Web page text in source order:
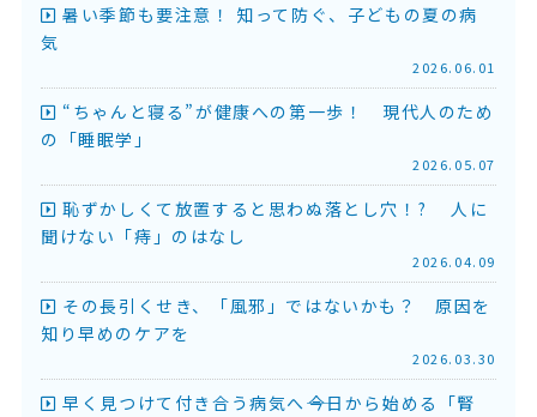
暑い季節も要注意！ 知って防ぐ、子どもの夏の病
気
2026.06.01
“ちゃんと寝る”が健康への第一歩！ 現代人のため
の「睡眠学」
2026.05.07
恥ずかしくて放置すると思わぬ落とし穴！? 人に
聞けない「痔」のはなし
2026.04.09
その長引くせき、「風邪」ではないかも？ 原因を
知り早めのケアを
2026.03.30
早く見つけて付き合う病気へ――今日から始める「腎